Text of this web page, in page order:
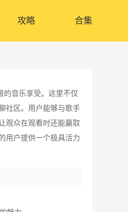
攻略 合集
的音乐享受。这里不仅
社区。用户能够与歌手
观众在观看时还能赢取
用户提供一个极具活力